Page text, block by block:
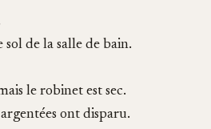
de la salle de bain.
le robinet est sec.
ont disparu.